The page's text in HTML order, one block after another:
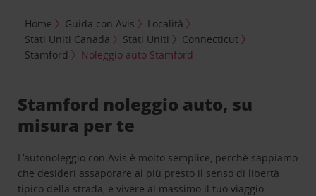
Home Guida con Avis
Località
Stati Uniti Canada
Stati Uniti
Connecticut
Stamford
Noleggio auto Stamford
Stamford noleggio auto, su
misura per te
L’autonoleggio con Avis è molto semplice, perchè sappiamo
che desideri assaporare al più presto il senso di libertà
tipico della strada, e vivere al massimo il tuo viaggio.